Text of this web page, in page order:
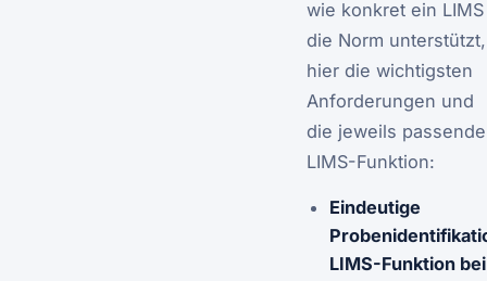
wie konkret ein LIMS
die Norm unterstützt,
hier die wichtigsten
Anforderungen und
die jeweils passende
LIMS-Funktion:
Eindeutige
LIMS-Funktion